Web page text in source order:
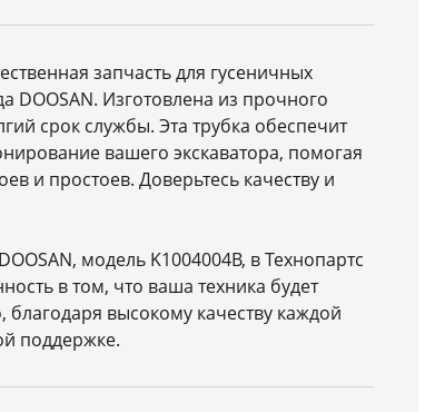
запчасть для гусеничных
DOOSAN. Изготовлена из прочного
срок службы. Эта трубка обеспечит
вашего экскаватора, помогая
и простоев. Доверьтесь качеству и
модель K1004004B, в Технопартс
в том, что ваша техника будет
благодаря высокому качеству каждой
поддержке.